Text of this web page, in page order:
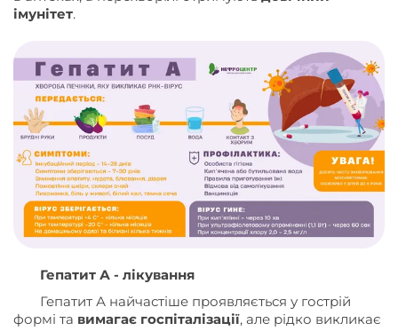
імунітет.
Гепатит А - лікування
Гепатит А найчастіше проявляється у гострій
формі та вимагає госпіталізації, але рідко викликає